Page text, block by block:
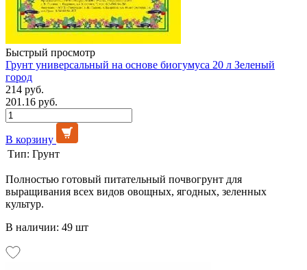
Быстрый просмотр
Грунт универсальный на основе биогумуса 20 л Зеленый
город
214 руб.
201.16 руб.
В корзину
Тип: Грунт
Полностью готовый питательный почвогрунт для
выращивания всех видов овощных, ягодных, зеленных
культур.
В наличии: 49 шт